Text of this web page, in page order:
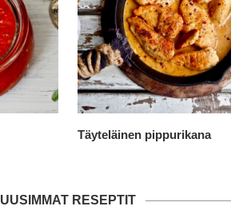
Täyteläinen pippurikana
UUSIMMAT RESEPTIT